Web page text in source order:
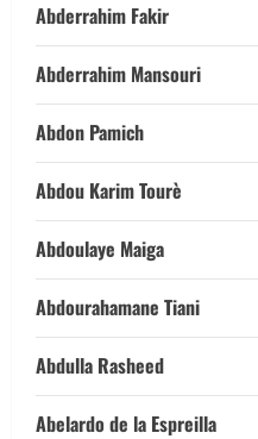
Abderrahim Fakir
Abderrahim Mansouri
Abdon Pamich
Abdou Karim Tourè
Abdoulaye Maiga
Abdourahamane Tiani
Abdulla Rasheed
Abelardo de la Espreilla